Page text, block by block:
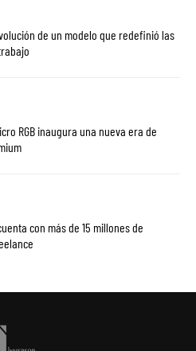
de un modelo que redefinió las
RGB inaugura una nueva era de
con más de 15 millones de